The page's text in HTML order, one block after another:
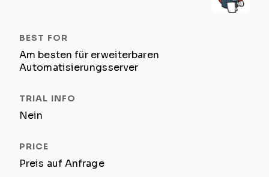
Am besten für erweiterbaren
Automatisierungsserver
Nein
Preis auf Anfrage